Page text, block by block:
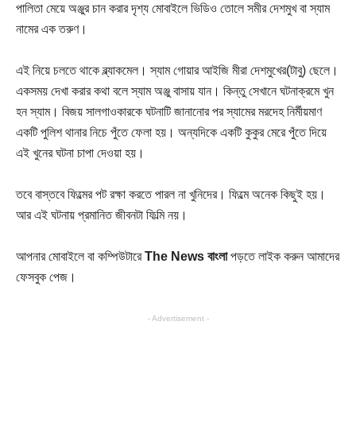
পালিতা মেয়ে অঞ্জুর চান করার দৃশ্য মোবাইলে ভিডিও তোলে সমীর দেশমুখ বা স্যাম
নামের এক তরুণ।
এই নিয়ে চলতে থাকে ব্ল্যাকমেল। স্যাম গোয়ার আইজি মীরা দেশমুখের(টাবু) ছেলে।
একসময় দেখা করার কথা বলে স্যাম অঞ্জু বাসায় যান। কিন্তু সেখানে ঘটনাক্রমে খুন
হন স্যাম। বিজয় সালগাওকারকে ঘটনাটি জানানোর পর স্যামের মরদেহ নির্মীয়মাণ
একটি পুলিশ থানার নিচে পুঁতে ফেলা হয়। অন্যদিকে একটি কুকুর মেরে পুঁতে দিয়ে
এই খুনের ঘটনা চাপা দেওয়া হয়।
তবে বাস্তবে ফিল্মের পট রক্ষা করতে পারল না খুনিদের। ফিল্মে অনেক কিছুই হয়।
আর এই ঘটনায় প্রমানিত জীবনটা ফিল্মি নয়।
আপনার মোবাইলে বা কম্পিউটারেThe News বাংলাপড়তে লাইক করুন আমাদের
ফেসবুক পেজ।
- Advertisement -